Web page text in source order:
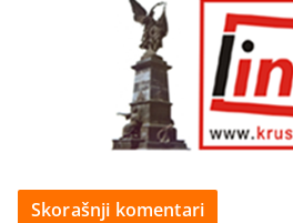
Skorašnji komentari